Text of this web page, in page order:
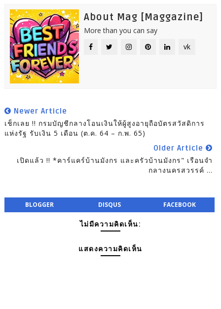
About Mag [Maggazine]
More than you can say
vk
Newer Article
เช็กเลย !! กรมบัญชีกลางโอนเงินให้ผู้สูงอายุถือบัตรสวัสดิการ
แห่งรัฐ รับเงิน 5 เดือน (ต.ค. 64 – ก.พ. 65)
Older Article
เปิดแล้ว !! *คาร์แคร์บ้านมังกร และครัวบ้านมังกร" เรือนจำ
กลางนครสวรรค์ ...
BLOGGER DISQUS FACEBOOK
ไม่มีความคิดเห็น:
แสดงความคิดเห็น